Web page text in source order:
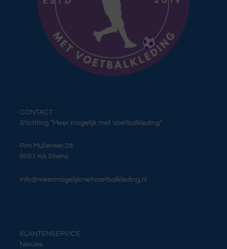
CONTACT
Stichting “Meer mogelijk met Voetbalkleding”
Pim Mulierwei 28
9051 KA Stiens
info@meermogelijkmetvoetbalkleding.nl
KLANTENSERVICE
Nieuws